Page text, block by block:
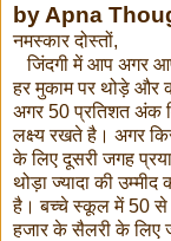
by Apna
नमस्कार दोस्तों,
जिंदगी में आप अगर
हर मुकाम पर थोड़े और
अगर 50 प्रतिशत अंक
लक्ष्य रखते है। अगर
के लिए दूसरी जगह
थोड़ा ज्यादा की
है। बच्चे स्कूल में 50 से
हजार के सैलरी के